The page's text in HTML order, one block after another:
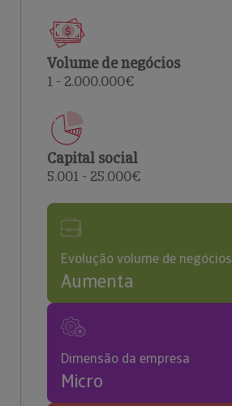
Volume de negócios
1 - 2.000.000€
Capital social
5.001 - 25.000€
Evolução volume de negócios
Aumenta
Dimensão da empresa
Micro